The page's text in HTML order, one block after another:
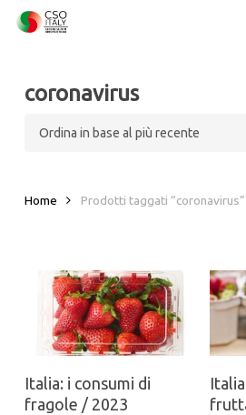
Skip
coronavirus
Home Prodotti taggati “coronavirus”
Italia: i consumi di
fragole / 2023